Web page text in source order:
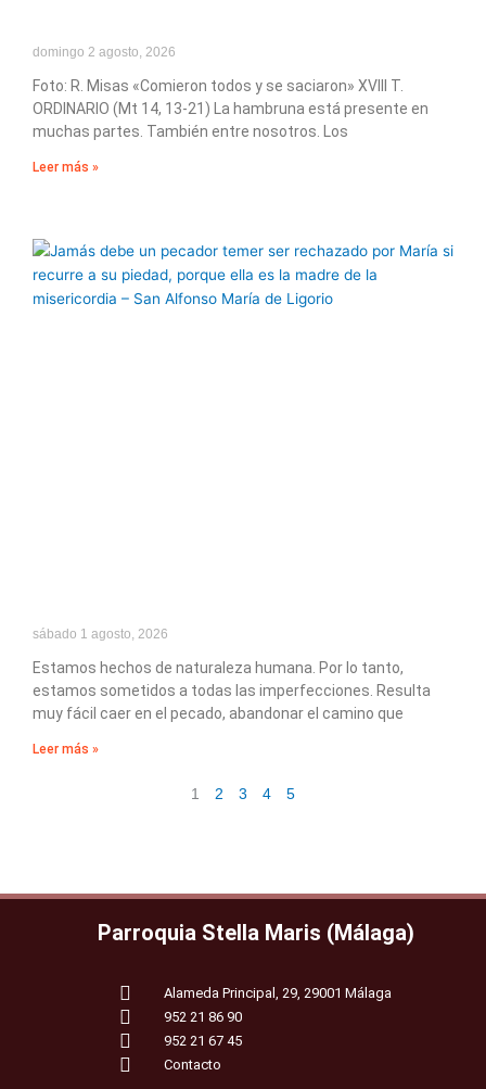
domingo 2 agosto, 2026
Foto: R. Misas «Comieron todos y se saciaron» XVIII T.
ORDINARIO (Mt 14, 13-21) La hambruna está presente en
muchas partes. También entre nosotros. Los
Leer más »
sábado 1 agosto, 2026
Estamos hechos de naturaleza humana. Por lo tanto,
estamos sometidos a todas las imperfecciones. Resulta
muy fácil caer en el pecado, abandonar el camino que
Leer más »
1 2 3 4 5
Parroquia Stella Maris (Málaga)
Alameda Principal, 29, 29001 Málaga
952 21 86 90
952 21 67 45
Contacto